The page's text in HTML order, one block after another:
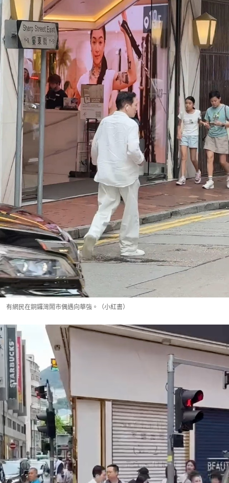
有網民在銅鑼灣鬧市偶遇向華強。（小紅書）